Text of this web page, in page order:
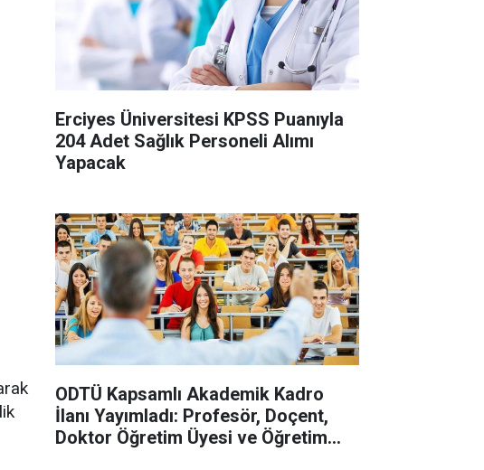
Erciyes Üniversitesi KPSS Puanıyla
204 Adet Sağlık Personeli Alımı
Yapacak
ODTÜ Kapsamlı Akademik Kadro
İlanı Yayımladı: Profesör, Doçent,
Doktor Öğretim Üyesi ve Öğretim